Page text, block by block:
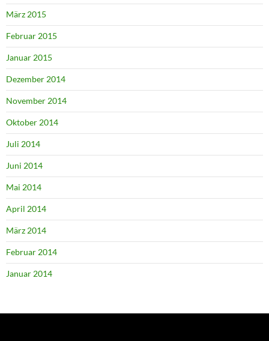
März 2015
Februar 2015
Januar 2015
Dezember 2014
November 2014
Oktober 2014
Juli 2014
Juni 2014
Mai 2014
April 2014
März 2014
Februar 2014
Januar 2014